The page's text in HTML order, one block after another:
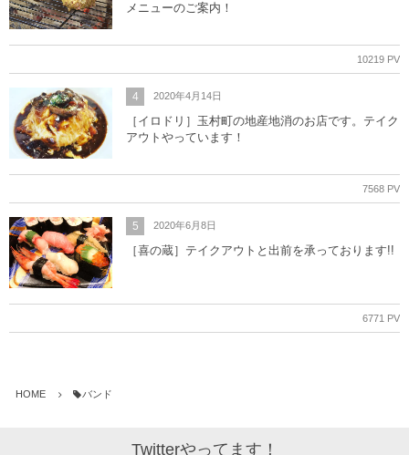
メニューのご案内！
10219 PV
4 2020年4月14日
［イロドリ］玉村町の地産地消のお店です。テイク
アウトやっています！
7568 PV
5 2020年6月8日
［喜の蔵］テイクアウトと出前を承っております!!
6771 PV
HOME バンド
Twitterやってます！